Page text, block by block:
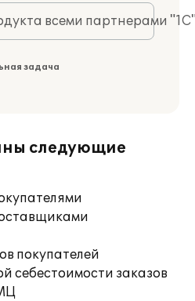
всеми партнерами
задача
следующие
покупателей
себестоимости заказов